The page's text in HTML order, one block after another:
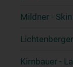
Mildner -
Kirnbauer -